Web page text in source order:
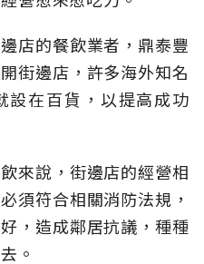
店的餐飲業者，鼎泰豐
街邊店，許多海外知名
設在百貨，以提高成功
來說，街邊店的經營相
須符合相關消防法規，
，造成鄰居抗議，種種
。